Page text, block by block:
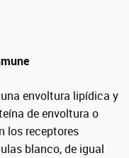
envoltura lipídica y
de envoltura o
los receptores
blanco, de igual